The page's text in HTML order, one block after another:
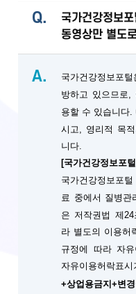
Q.
국가건강정보
동영상만 별도
A.
국가건강정보포
방하고 있으므로
용할 수 있습니다
시고, 영리적 목
니다.
[국가건강정보포
국가건강정보포
료 중에서 질병관
은 저작권법 제24
라 별도의 이용허
규정에 따라 자
자유이용허락표시
+상업용금지+변